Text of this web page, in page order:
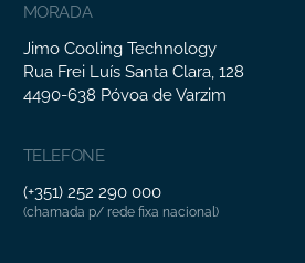
MORADA
Jimo Cooling Technology
Rua Frei Luís Santa Clara, 128
4490-638 Póvoa de Varzim
TELEFONE
(+351) 252 290 000
(chamada p/ rede fixa nacional)